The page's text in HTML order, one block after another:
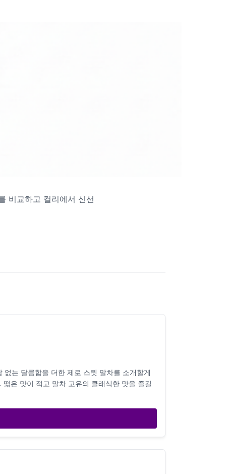
비교하고 컬리에서 신선
는 달콤함을 더한 제로 스윗 말차를 소개할게
은 맛이 적고 말차 고유의 클래식한 맛을 즐길